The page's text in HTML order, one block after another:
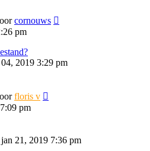
cornouws
pm
2019 3:29 pm
floris v
pm
21, 2019 7:36 pm